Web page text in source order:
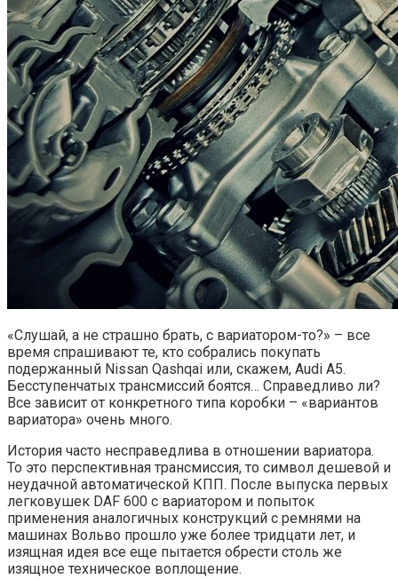
«Слушай, а не страшно брать, с вариатором-то?» – все
время спрашивают те, кто собрались покупать
подержанный Nissan Qashqai или, скажем, Audi A5.
Бесступенчатых трансмиссий боятся… Справедливо ли?
Все зависит от конкретного типа коробки – «вариантов
вариатора» очень много.
История часто несправедлива в отношении вариатора.
То это перспективная трансмиссия, то символ дешевой и
неудачной автоматической КПП. После выпуска первых
легковушек DAF 600 с вариатором и попыток
применения аналогичных конструкций с ремнями на
машинах Вольво прошло уже более тридцати лет, и
изящная идея все еще пытается обрести столь же
изящное техническое воплощение.